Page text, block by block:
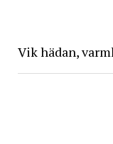
Vik hädan,